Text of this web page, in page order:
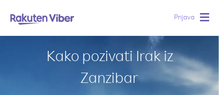
Prijava
Kako pozivati Irak iz
Zanzibar